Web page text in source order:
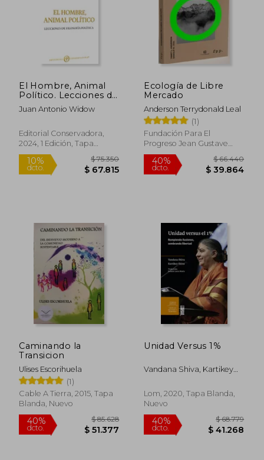
$ 47.489
40%
dcto.
El Hombre, Animal
Político. Lecciones de
filosofía política
Juan Antonio Widow
Editorial Conservadora,
2024, 1 Edición, Tapa
Blanda, Nuevo
10%
dcto. $ 67.815
Ecología de Libre
Mercado
Anderson Terrydonald Leal
(1)
Fundación Para El
Progreso Jean Gustave
Courcelle-Seneuil, 2023,
Tapa Blanda, Nuevo
40%
dcto.
Caminando la
Transicion
Ulises Escorihuela
(1)
Cable A Tierra, 2015, Tapa
Blanda, Nuevo
Unidad Versus 1%
Vandana Shiva, Kartikey
Lom, 2020, Tapa Blanda,
Nuevo